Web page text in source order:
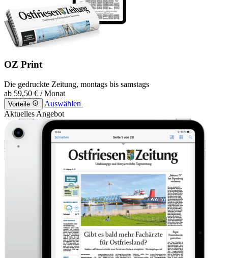
OZ Print
Die gedruckte Zeitung, montags bis samstags
ab 59,50 € / Monat
Vorteile
Auswählen
Aktuelles Angebot